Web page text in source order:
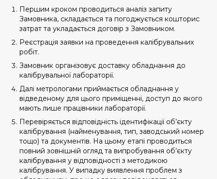
Першим кроком проводиться аналіз запиту
Замовника, складається та погоджується кошторис
затрат та укладається договір з Замовником.
Реєстрація заявки на проведення калібрувальних
робіт.
Замовник організовує доставку обладнання до
калібрувальної лабораторії.
Далі метрологами приймається обладнання у
відведеному для цього приміщенні, доступ до якого
мають лише працівники лабораторії.
Перевіряється відповідність ідентифікації об’єкту
калібрування (найменування, тип, заводський номер
тощо) та документів. На цьому етапі проводиться
повний зовнішній огляд та випробування об’єкту
калібрування у відповідності з методикою
калібрування. У випадку виявлення проблем з